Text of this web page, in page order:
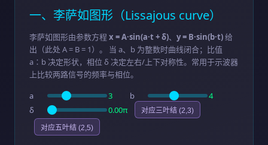
一、李萨如图形（Lissajous curve）
李萨如图形由参数方程 x = A·sin(a·t + δ)、 y = B·sin(b·t)给
出（此处 A = B = 1）。 当 a、b 为整数时曲线闭合；比值
a∶b 决定形状，相位 δ 决定左右/上下对称性。常用于示波器
上比较两路信号的频率与相位。
a
3 b
4
δ
0.00π 对应三叶结 (2,3)
对应五叶结 (2,5)